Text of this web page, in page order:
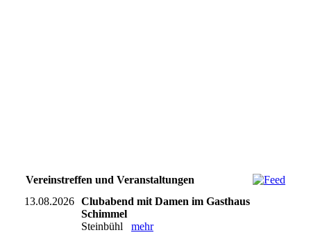
Vereinstreffen und Veranstaltungen
13.08.2026 Clubabend mit Damen im Gasthaus
Schimmel
Steinbühl mehr